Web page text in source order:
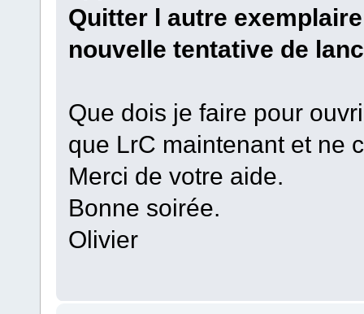
Quitter l autre
nouvelle tentative de
Que dois je faire pour
que LrC maintenant et ne
Merci de votre aide.
Bonne soirée.
Olivier